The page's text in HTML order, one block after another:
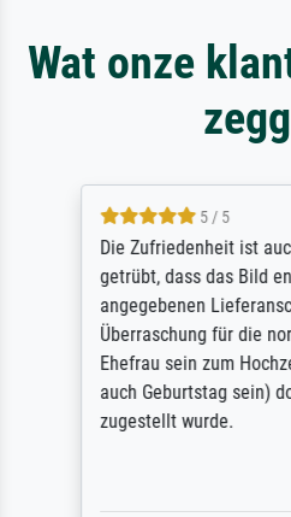
Wat onze
5 / 5
Die Zufriedenheit ist
getrübt, dass das Bild
angegebenen
Überraschung für die
Ehefrau sein zum
auch Geburtstag sein)
zugestellt wurde.